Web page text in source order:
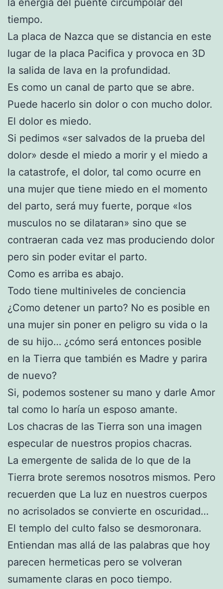
la energía del puente circumpolar del
tiempo.
La placa de Nazca que se distancia en este
lugar de la placa Pacifica y provoca en 3D
la salida de lava en la profundidad.
Es como un canal de parto que se abre.
Puede hacerlo sin dolor o con mucho dolor.
El dolor es miedo.
Si pedimos «ser salvados de la prueba del
dolor» desde el miedo a morir y el miedo a
la catastrofe, el dolor, tal como ocurre en
una mujer que tiene miedo en el momento
del parto, será muy fuerte, porque «los
musculos no se dilataran» sino que se
contraeran cada vez mas produciendo dolor
pero sin poder evitar el parto.
Como es arriba es abajo.
Todo tiene multiniveles de conciencia
¿Como detener un parto? No es posible en
una mujer sin poner en peligro su vida o la
de su hijo… ¿cómo será entonces posible
en la Tierra que también es Madre y parira
de nuevo?
Si, podemos sostener su mano y darle Amor
tal como lo haría un esposo amante.
Los chacras de las Tierra son una imagen
especular de nuestros propios chacras.
La emergente de salida de lo que de la
Tierra brote seremos nosotros mismos. Pero
recuerden que La luz en nuestros cuerpos
no acrisolados se convierte en oscuridad…
El templo del culto falso se desmoronara.
Entiendan mas allá de las palabras que hoy
parecen hermeticas pero se volveran
sumamente claras en poco tiempo.